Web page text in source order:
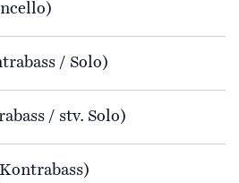
/ Solo)
/ stv. Solo)